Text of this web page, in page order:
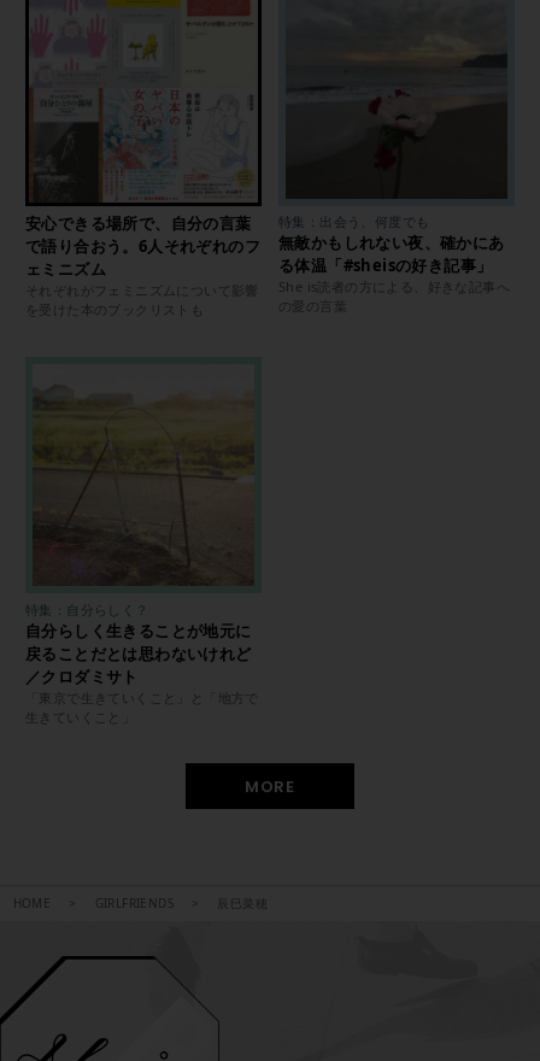
安心できる場所で、自分の言葉
で語り合おう。6人それぞれのフ
ェミニズム
それぞれがフェミニズムについて影響
を受けた本のブックリストも
特集：出会う、何度でも
無敵かもしれない夜、確かにあ
る体温「#sheisの好き記事」
She is読者の方による、好きな記事へ
の愛の言葉
特集：自分らしく？
自分らしく生きることが地元に
戻ることだとは思わないけれど
／クロダミサト
「東京で生きていくこと」と「地方で
生きていくこと」
MORE
HOME GIRLFRIENDS 辰巳菜穂